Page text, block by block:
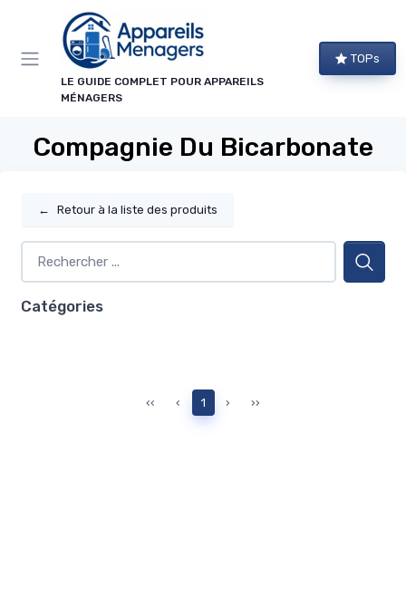
LE GUIDE COMPLET POUR APPAREILS
MÉNAGERS
TOPs
Compagnie Du Bicarbonate
← Retour à la liste des produits
Catégories
‹‹ ‹ 1 › ››
Panneau de gestion des cookies